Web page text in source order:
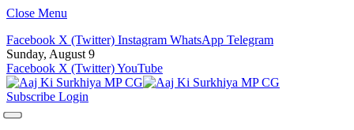
Close Menu
Facebook X (Twitter) Instagram WhatsApp Telegram
Sunday, August 9
Facebook X (Twitter)YouTube
Subscribe Login